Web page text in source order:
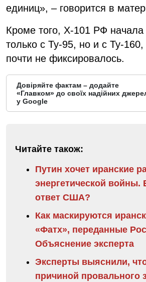
единиц», – говорится в
Кроме того, Х-101 РФ начала
только с Ту-95, но и с Ту-
почти не фиксировалось.
Довіряйте фактам – додайте
«Главком» до своїх надійних
у Google
Читайте також:
Путин хочет иранские
энергетической войны.
ответ США?
Как маскируются
«Фатх», переданные
Объяснение эксперта
Эксперты выяснили,
причиной провального